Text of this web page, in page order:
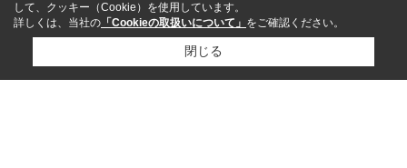
して、クッキー（Cookie）を使用しています。
詳しくは、当社の 「Cookieの取扱いについて」 をご確認ください。
閉じる